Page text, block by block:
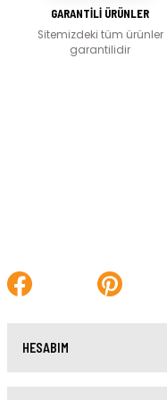
GARANTİLİ ÜRÜNLER
Sitemizdeki tüm ürünler
garantilidir
HESABIM